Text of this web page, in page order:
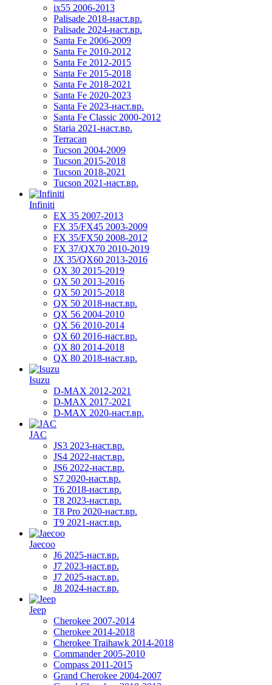
ix55 2006-2013
Palisade 2018-наст.вр.
Palisade 2024-наст.вр.
Santa Fe 2006-2009
Santa Fe 2010-2012
Santa Fe 2012-2015
Santa Fe 2015-2018
Santa Fe 2018-2021
Santa Fe 2020-2023
Santa Fe 2023-наст.вр.
Santa Fe Classic 2000-2012
Staria 2021-наст.вр.
Terracan
Tucson 2004-2009
Tucson 2015-2018
Tucson 2018-2021
Tucson 2021-наст.вр.
Infiniti
EX 35 2007-2013
FX 35/FX45 2003-2009
FX 35/FX50 2008-2012
FX 37/QX70 2010-2019
JX 35/QX60 2013-2016
QX 30 2015-2019
QX 50 2013-2016
QX 50 2015-2018
QX 50 2018-наст.вр.
QX 56 2004-2010
QX 56 2010-2014
QX 60 2016-наст.вр.
QX 80 2014-2018
QX 80 2018-наст.вр.
Isuzu
D-MAX 2012-2021
D-MAX 2017-2021
D-MAX 2020-наст.вр.
JAC
JS3 2023-наст.вр.
JS4 2022-наст.вр.
JS6 2022-наст.вр.
S7 2020-наст.вр.
T6 2018-наст.вр.
T8 2023-наст.вр.
T8 Pro 2020-наст.вр.
T9 2021-наст.вр.
Jaecoo
J6 2025-наст.вр.
J7 2023-наст.вр.
J7 2025-наст.вр.
J8 2024-наст.вр.
Jeep
Cherokee 2007-2014
Cherokee 2014-2018
Cherokee Traihawk 2014-2018
Commander 2005-2010
Compass 2011-2015
Grand Cherokee 2004-2007